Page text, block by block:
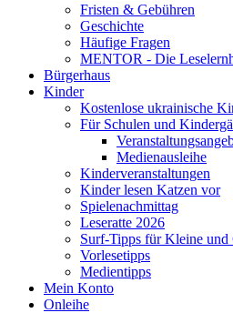
Fristen & Gebühren
Geschichte
Häufige Fragen
MENTOR - Die
Bürgerhaus
Kinder
Kostenlose ukrainische
Für Schulen und
Medienausleihe
Kinderveranstaltungen
Kinder lesen Katzen vor
Spielenachmittag
Leseratte 2026
Surf-Tipps für Kleine und
Vorlesetipps
Medientipps
Mein Konto
Onleihe